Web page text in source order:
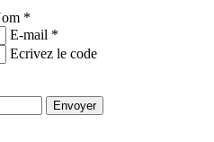
*
E-mail *
Ecrivez le code